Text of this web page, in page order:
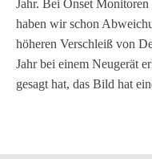
Jahr. Bei Onset
haben wir schon
höheren Verschleiß von
Jahr bei einem Neugerät
gesagt hat, das Bild hat